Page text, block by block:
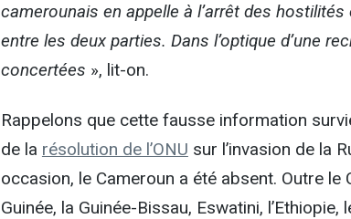
camerounais en appelle à l’arrêt des
entre les deux parties. Dans l’optique d’une
concertées », lit-on.
Rappelons que cette fausse information
de la résolution de l’ONU sur l’invasion de la
occasion, le Cameroun a été absent. Outre le
Guinée, la Guinée-Bissau, Eswatini,